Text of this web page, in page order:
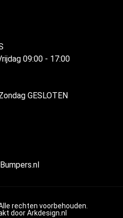
09:00 - 17:00
GESLOTEN
rechten voorbehouden.
doorArkdesign.nl